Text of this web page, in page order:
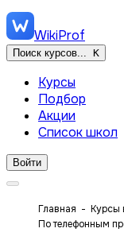
WikiProf
Поиск курсов... K
Курсы
Подбор
Акции
Список школ
Войти
Главная Курсы
По телефонным